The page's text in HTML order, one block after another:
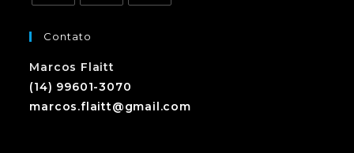
Contato
Marcos Flaitt
(14) 99601-3070
marcos.flaitt@gmail.com